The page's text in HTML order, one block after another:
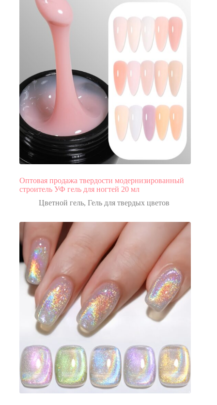
Оптовая продажа твердости модернизированный
строитель УФ гель для ногтей 20 мл
Цветной гель, Гель для твердых цветов